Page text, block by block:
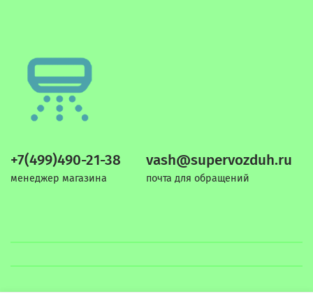
+7(499)490-21-38
менеджер магазина
vash@supervozduh.ru
почта для обращений